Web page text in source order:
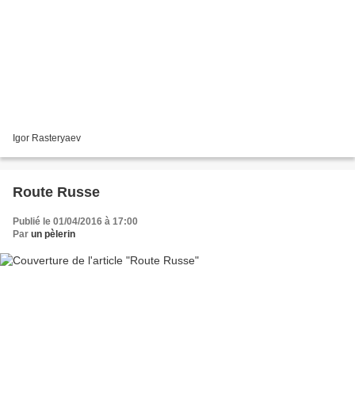
Igor Rasteryaev
Route Russe
Publié le 01/04/2016 à 17:00
Par un pèlerin